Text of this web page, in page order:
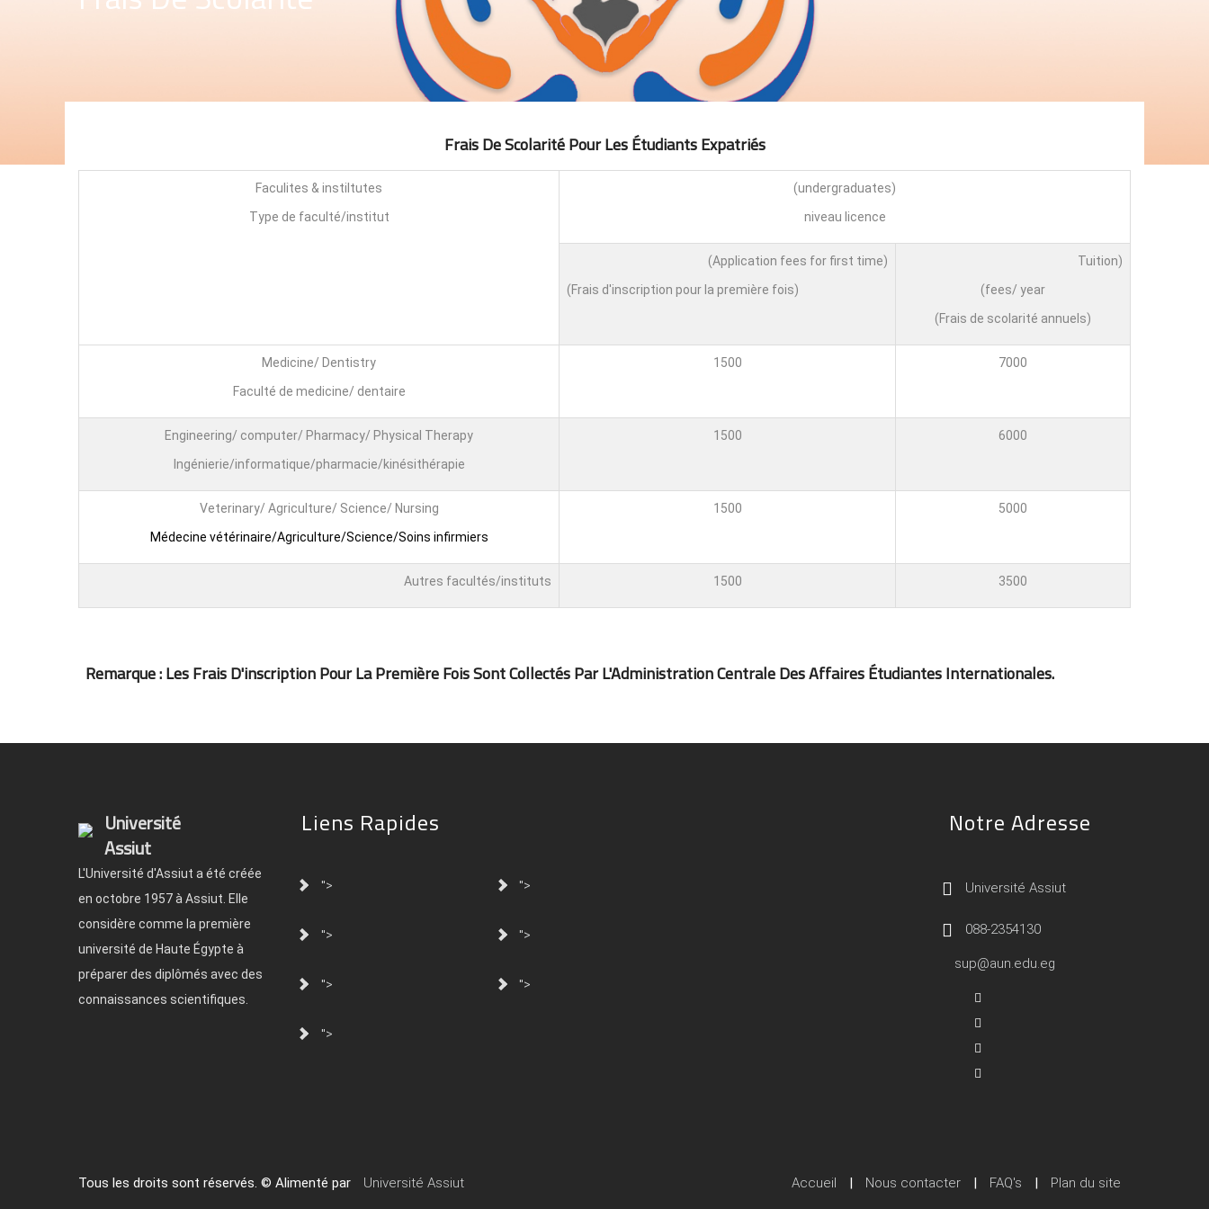
Frais De Scolarité Pour Les Étudiants ExpatriÉS
Faculites & instiltutes
Type de faculté/institut
(undergraduates)
niveau licence
(Application fees for first time)
(Frais d'inscription pour la première fois)
(Tuition
fees/ year)
(Frais de scolarité annuels)
Medicine/ Dentistry
Faculté de medicine/ dentaire
1500 7000
Engineering/ computer/ Pharmacy/ Physical Therapy
Ingénierie/informatique/pharmacie/kinésithérapie
1500 6000
Veterinary/ Agriculture/ Science/ Nursing
Médecine vétérinaire/Agriculture/Science/Soins infirmiers
1500 5000
Autres facultés/instituts 1500 3500
Remarque : Les Frais D'inscription Pour La Première Fois Sont Collectés Par L'Administration Centrale Des Affaires Étudiantes Internationales.
Université
Assiut
L'Université d'Assiut a été créée
en octobre 1957 à Assiut. Elle
considère comme la première
université de Haute Égypte à
préparer des diplômés avec des
connaissances scientifiques.
Liens Rapides
"> ">
"> ">
"> ">
">
Notre Adresse
Université Assiut
088-2354130
sup@aun.edu.eg
Tous les droits sont réservés. © Alimenté par Université Assiut Accueil | Nous contacter | FAQ's | Plan du site